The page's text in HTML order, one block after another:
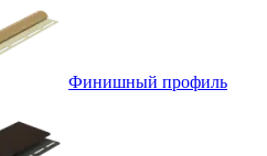
Финишный профиль